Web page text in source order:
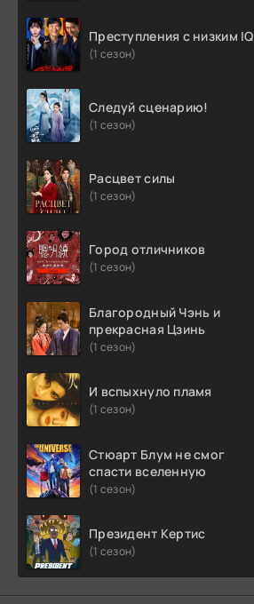
Преступления с низким IQ
(1 сезон)
Следуй сценарию!
(1 сезон)
Расцвет силы
(1 сезон)
Город отличников
(1 сезон)
Благородный Чэнь и
прекрасная Цзинь
(1 сезон)
И вспыхнуло пламя
(1 сезон)
Стюарт Блум не смог
спасти вселенную
(1 сезон)
Президент Кертис
(1 сезон)